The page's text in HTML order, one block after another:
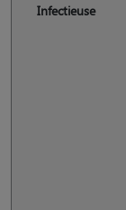
Infectieuse